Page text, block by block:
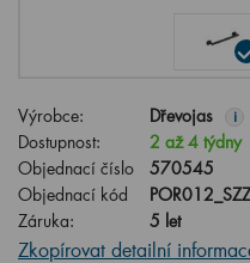
Výrobce: Dřevojas i
Dostupnost:
2 až 4 týdny
Objednací číslo
570545
Objednací kód
Záruka:
5 let
Zkopírovat detailní